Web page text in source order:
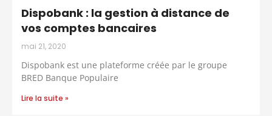
Dispobank : la gestion à distance de
vos comptes bancaires
mai 21, 2020
Dispobank est une plateforme créée par le groupe
BRED Banque Populaire
Lire la suite »